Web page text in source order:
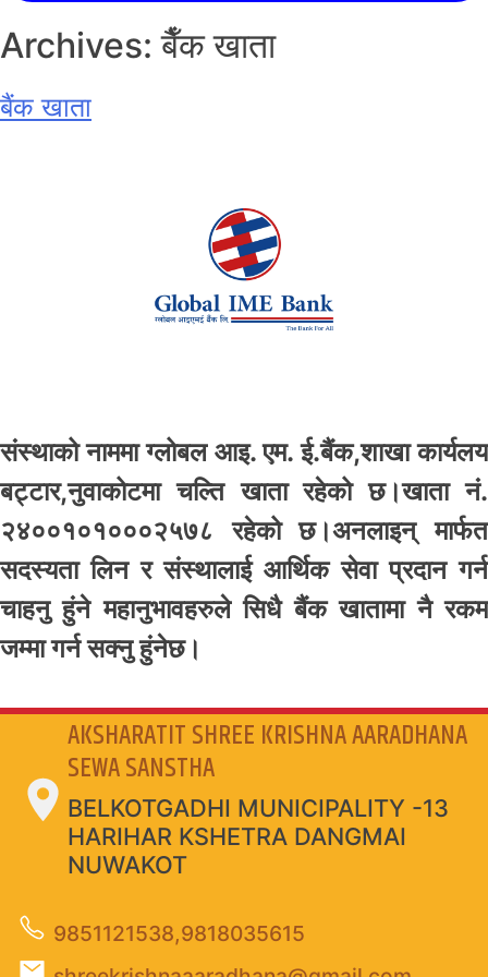
Archives:बैँक खाता
बैंक खाता
संस्थाको नाममा ग्लोबल आइ. एम. ई.बैंक,शाखा कार्यलय
बट्टार,नुवाकोटमा चल्ति खाता रहेको छ।खाता नं.
२४००१०१०००२५७८ रहेको छ।अनलाइन् मार्फत
सदस्यता लिन र संस्थालाई आर्थिक सेवा प्रदान गर्न
चाहनु हुंने महानुभावहरुले सिधै बैंक खातामा नै रकम
जम्मा गर्न सक्नु हुंनेछ।
AKSHARATIT SHREE KRISHNA AARADHANA
SEWA SANSTHA
BELKOTGADHI MUNICIPALITY -13
HARIHAR KSHETRA DANGMAI
NUWAKOT
9851121538,9818035615